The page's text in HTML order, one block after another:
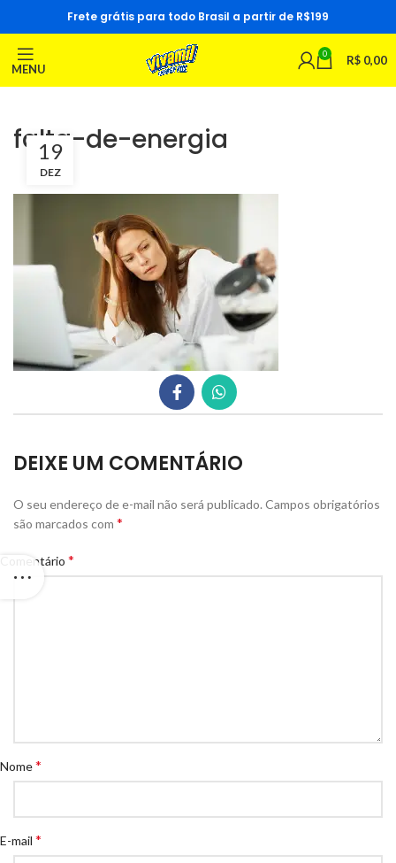
Frete grátis para todo Brasil a partir de R$199
MENU
0 R$ 0,00
falta-de-energia
19
DEZ
DEIXE UM COMENTÁRIO
O seu endereço de e-mail não será publicado. Campos obrigatórios
são marcados com *
Comentário *
Nome*
E-mail *